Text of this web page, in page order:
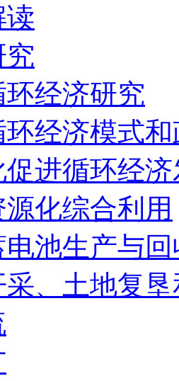
读
究
经济研究
经济模式
进循环经
化综合利用
池生产与回
、土地复